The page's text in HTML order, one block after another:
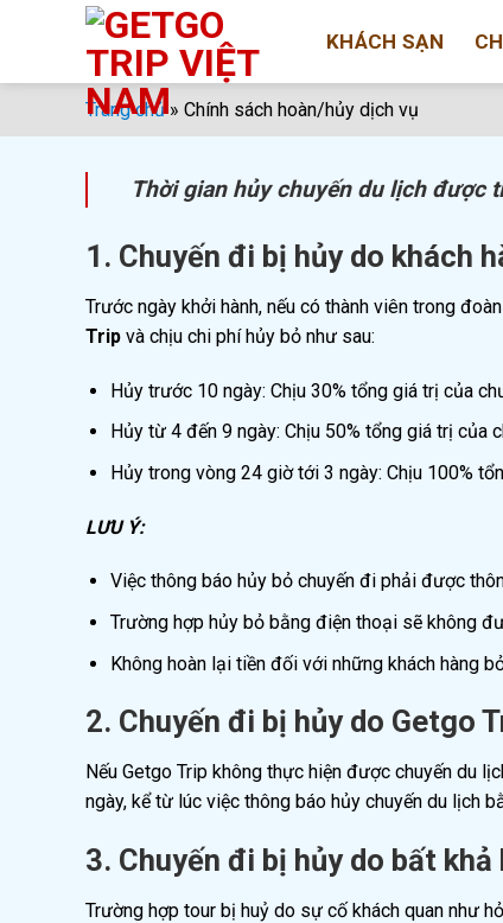
KHÁCH SẠN
Trang chủ» Chính sách hoàn/hủy dịch vụ
Thời gian hủy chuyến du lịch được
1. Chuyến đi bị hủy do khách
Trước ngày khởi hành, nếu có thành viên trong
Trip và chịu chi phí hủy bỏ như sau:
Hủy trước 10 ngày: Chịu 30% tổng giá trị của
Hủy từ 4 đến 9 ngày: Chịu 50% tổng giá trị của
Hủy trong vòng 24 giờ tới 3 ngày: Chịu 100%
LƯU Ý:
Việc thông báo hủy bỏ chuyến đi phải được
Trường hợp hủy bỏ bằng điện thoại sẽ không
Không hoàn lại tiền đối với những khách hàng
2. Chuyến đi bị hủy do Getgo
Nếu Getgo Trip không thực hiện được chuyến du
ngày, kể từ lúc việc thông báo hủy chuyến du lịch
3. Chuyến đi bị hủy do bất khả
Trường hợp tour bị huỷ do sự cố khách quan như